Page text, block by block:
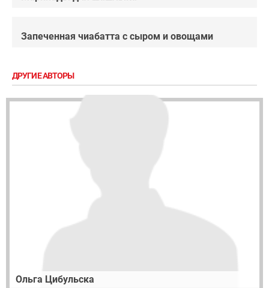
Запеченная чиабатта с сыром и овощами
ДРУГИЕ АВТОРЫ
Ольга Цибульска